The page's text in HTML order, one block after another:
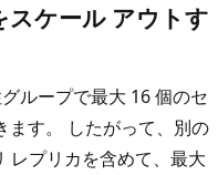
ケール アウトす
ループで最大 16 個のセ
ます。 したがって、別の
レプリカを含めて、最大